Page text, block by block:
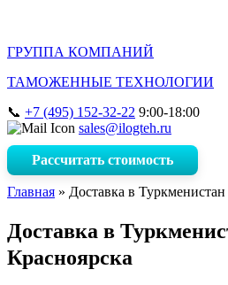
ГРУППА КОМПАНИЙ
ТАМОЖЕННЫЕ ТЕХНОЛОГИИ
+7 (495) 152-32-22 9:00-18:00
sales@ilogteh.ru
Рассчитать стоимость
Главная » Доставка в
Доставка в
Красноярска